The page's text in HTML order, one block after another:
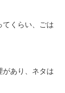
てくらい、ごは
があり、ネタは